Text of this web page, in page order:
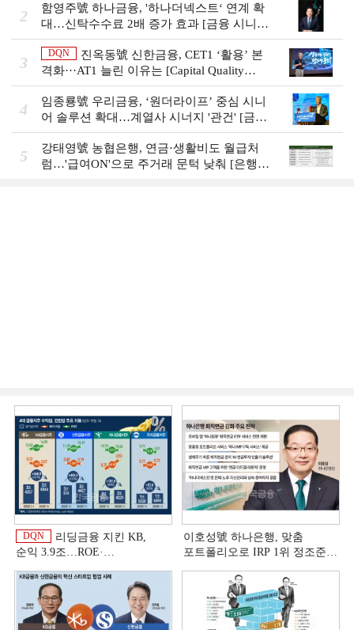
2
함영주號 하나금융, '하나더넥스트‘ 연계 확
대…신탁수수료 2배 증가 효과 [금융 시니어
비즈니스 돋보기]
3
DQN
진옥동號 신한금융, CET1 ‘활용’ 본
격화···AT1 늘린 이유는 [Capital Quality
Review]
4
임종룡號 우리금융, ‘원더라이프’ 중심 시니
어 솔루션 확대…계열사 시너지 '관건' [금융
시니어 비즈니스 돋보기]
5
강태영號 농협은행, 연금·생활비도 월급처
럼…'급여ON'으로 주거래 문턱 낮춰 [은행권
DQN
리딩금융 지킨 KB,
순익 3.9조…ROE·
상반기 금융 리그테이블]
이호성號 하나은행, 맞춤
포트폴리오로 IRP 1위 정조준